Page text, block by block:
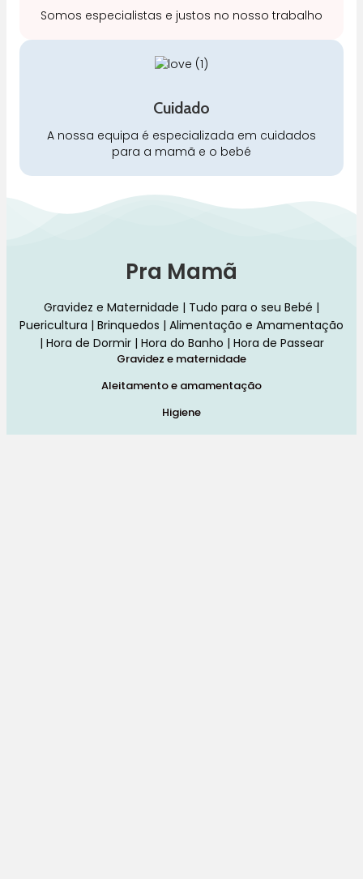
Somos especialistas e justos no nosso trabalho
Cuidado
A nossa equipa é especializada em cuidados
para a mamã e o bebé
Pra Mamã
Gravidez e Maternidade | Tudo para o seu Bebé |
Puericultura | Brinquedos | Alimentação e Amamentação
| Hora de Dormir | Hora do Banho | Hora de Passear
Gravidez e maternidade
Aleitamento e amamentação
Higiene
Brinquedos